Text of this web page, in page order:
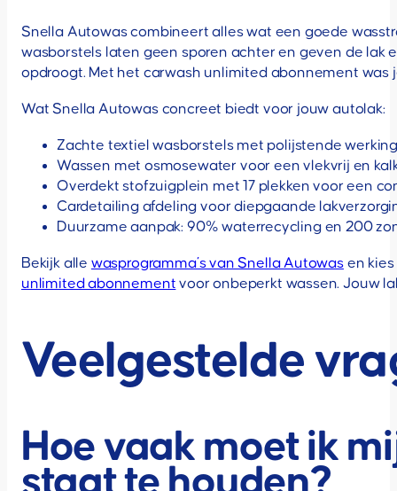
Snella Autowas combineert alles wat een goede
wasborstels laten geen sporen achter en geven de lak
opdroogt. Met het carwash unlimited abonnement
Wat Snella Autowas concreet biedt voor jouw autolak:
Zachte textiel wasborstels met polijstende
Wassen met osmosewater voor een vlekvrij en
Overdekt stofzuigplein met 17 plekken voor een
Cardetailing afdeling voor diepgaande
Duurzame aanpak: 90% waterrecycling en 200
Bekijk alle wasprogramma’s van Snella Autowasen kies
unlimited abonnement voor onbeperkt wassen. Jouw
Veelgestelde
Hoe vaak moet ik